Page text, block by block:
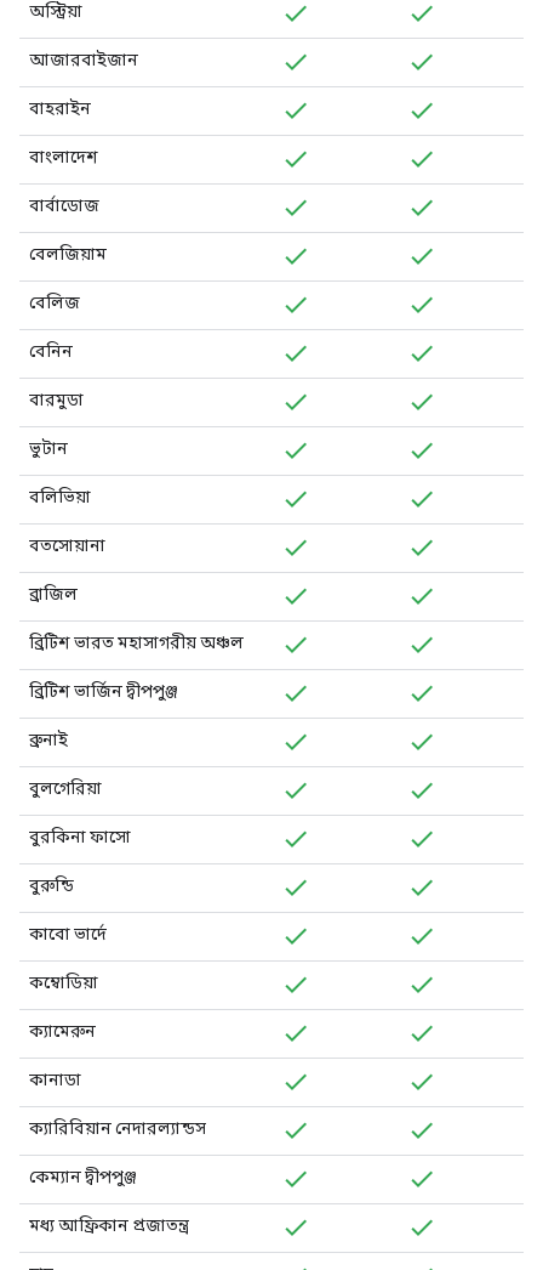
অস্ট্রিয়া
আজারবাইজান
বাহরাইন
বাংলাদেশ
বার্বাডোজ
বেলজিয়াম
বেলিজ
বেনিন
বারমুডা
ভুটান
বলিভিয়া
বতসোয়ানা
ব্রাজিল
ব্রিটিশ ভারত মহাসাগরীয় অঞ্চল
ব্রিটিশ ভার্জিন দ্বীপপুঞ্জ
ব্রুনাই
বুলগেরিয়া
বুরকিনা ফাসো
বুরুন্ডি
কাবো ভার্দে
কম্বোডিয়া
ক্যামেরুন
কানাডা
ক্যারিবিয়ান নেদারল্যান্ডস
কেম্যান দ্বীপপুঞ্জ
মধ্য আফ্রিকান প্রজাতন্ত্র